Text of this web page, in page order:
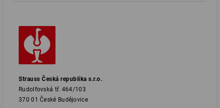
Strauss Česká republika s.r.o.
Rudolfovská tř. 464/103
370 01 České Budějovice